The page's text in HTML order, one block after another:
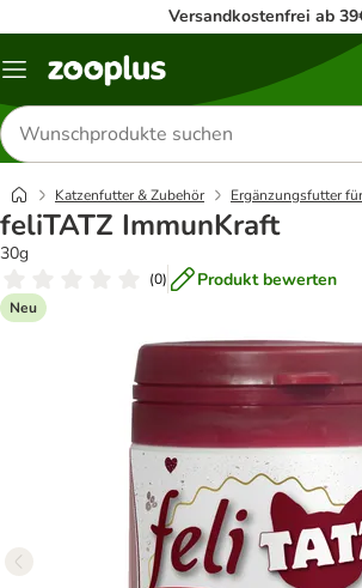
Versandkostenfrei ab
Menü
Produkte
suchen
Katzenfutter & Zubehör Ergänzungsfutter
feliTATZ ImmunKraft
30g
(0) Produkt bewerten
Neu